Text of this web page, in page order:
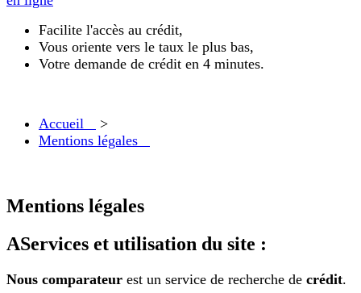
Facilite l'accès au crédit,
Vous oriente vers le taux le plus bas,
Votre demande de crédit en 4 minutes.
Accueil
>
Mentions légales
Mentions légales
AServices et utilisation du site :
Nous comparateur est un service de recherche de crédit.